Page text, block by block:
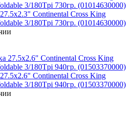
Continental Cross King
3/180Tpi 730гр. (01014630000)
Continental Cross King
3/180Tpi 940гр. (01503370000)